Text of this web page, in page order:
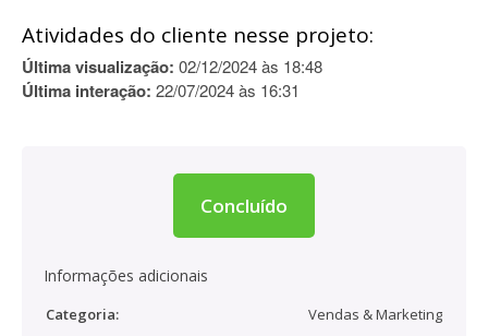
Atividades do cliente nesse projeto:
Última visualização: 02/12/2024 às 18:48
Última interação: 22/07/2024 às 16:31
Concluído
Informações adicionais
Categoria:
Vendas & Marketing